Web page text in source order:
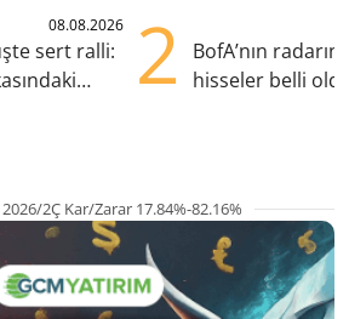
08.08.2026
sert ralli:
2
BofA’nın
hisseler belli
2Ç Kar/Zarar 17.84%-82.16%